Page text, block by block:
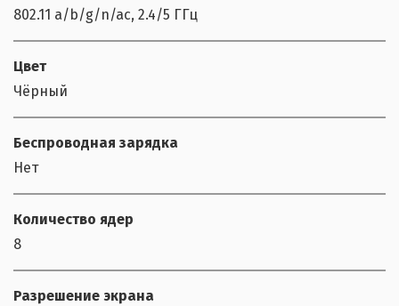
802.11 a/b/g/n/ac, 2.4/5 ГГц
Цвет
Чёрный
Беспроводная зарядка
Нет
Количество ядер
8
Разрешение экрана